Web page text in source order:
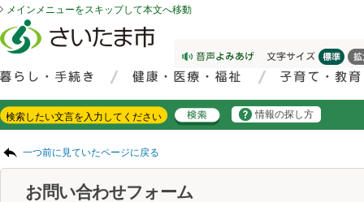
メインメニューをスキップして本文へ移動
情報の探し方
一つ前に見ていたページに戻る
お問い合わせフォーム